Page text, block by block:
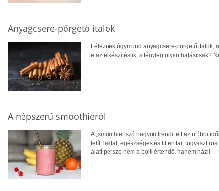
Anyagcsere-pörgető italok
Léteznek úgymond anyagcsere-pörgető italok,
e az elkészítésük, s tényleg olyan hatásosak?
A népszerű smoothieról
A „smoothie” szó nagyon trendi lett az utóbbi
telít, laktat, egészséges és fitten tar, fogyaszt
alatt persze nem a bolti értendő, hanem házi!